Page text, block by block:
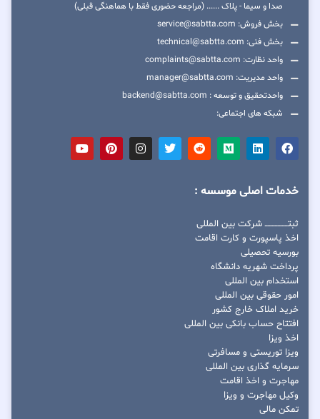
صدا و سیما - پلاک ...... (مراجعه حضوری فقط با هماهنگی قبلی)
بخش فروش: service@sabtta.com
بخش فنی: technical@sabtta.com
واحد نظارت: complaints@sabtta.com
واحد مدیریت: manager@sabtta.com
واحدتحقیق و توسعه : backend@sabtta.com
شبکه های اجتماعی:
خدمات اصلی موسسه :
ثبتــــــــــــــــ شرکت بین المللی
اخذ پاسپورت و کارت اقامت
بورسیه تحصیلی
پرداخت شهریه دانشگاه
استخدام بین المللی
امور حقوقی بین المللی
خرید املاک خارج کشور
افتتاح حساب بانکی بین المللی
اخذ ویزا
ویزا توریستی و مسافرتی
سرمایه گذاری بین المللی
مهاجرت و اخذ اقامت
وکیل مهاجرت و ویزا
تمکن مالی